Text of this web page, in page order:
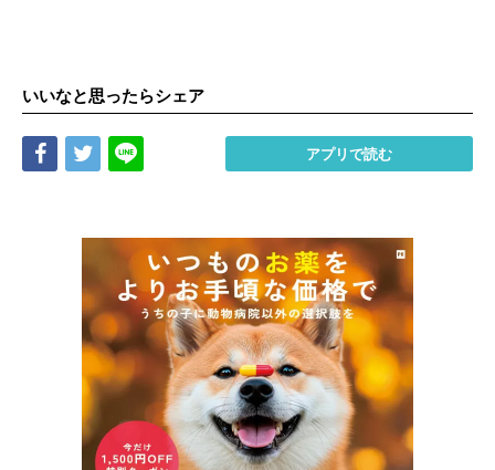
いいなと思ったらシェア
Share Tweet アプリで読む